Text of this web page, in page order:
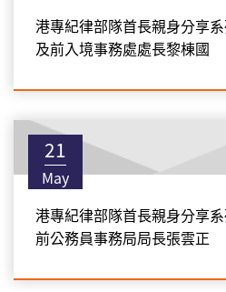
港專紀律部隊首長親身分享
及前入境事務處處長黎棟國
21
May
港專紀律部隊首長親身分享
前公務員事務局局長張雲正